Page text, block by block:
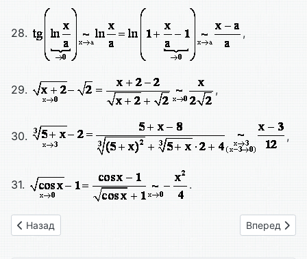
28. ,
29. ,
30. ,
31. .
Предыдущий: 6.2. Вычисление пределов функций,
Назад Следующий:
Вперед